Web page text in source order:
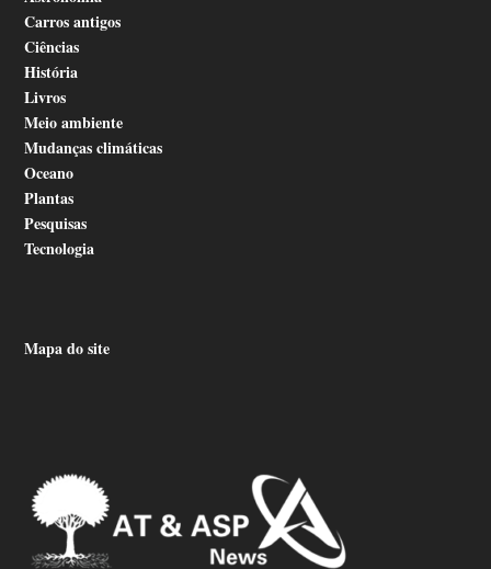
Carros antigos
Ciências
História
Livros
Meio ambiente
Mudanças climáticas
Oceano
Plantas
Pesquisas
Tecnologia
Mapa do site